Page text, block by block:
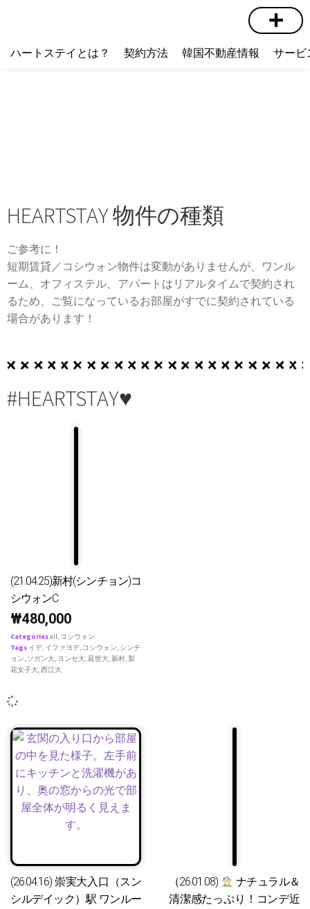
ハートステイとは？ 契約方法 韓国不動産情報 サービ
HEARTSTAY 物件の種類
ご参考に！
短期賃貸／コシウォン物件は変動がありませんが、ワンル
ーム、オフィステル、アパートはリアルタイムで契約され
るため、ご覧になっているお部屋がすでに契約されている
場合があります！
#HEARTSTAY♥
(21.04.25)新村(シンチョン)コ
シウォンC
₩480,000
Categoriesall, コシウォン
Tags イデ, イファヨデ, コシウォン, シンチ
ョン, ソガン大, ヨンセ大,延世大,新村,梨
花女子大,西江大
(26.04.16) 崇実大入口（スン
シルデイック）駅 ワンルー
（26.01.08)
ナチュラル＆
清潔感たっぷり！コンデ近